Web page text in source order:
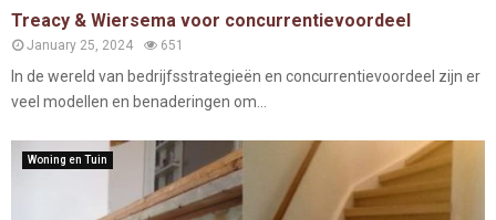
Treacy & Wiersema voor concurrentievoordeel
January 25, 2024 651
In de wereld van bedrijfsstrategieën en concurrentievoordeel zijn er
veel modellen en benaderingen om...
Woning en Tuin